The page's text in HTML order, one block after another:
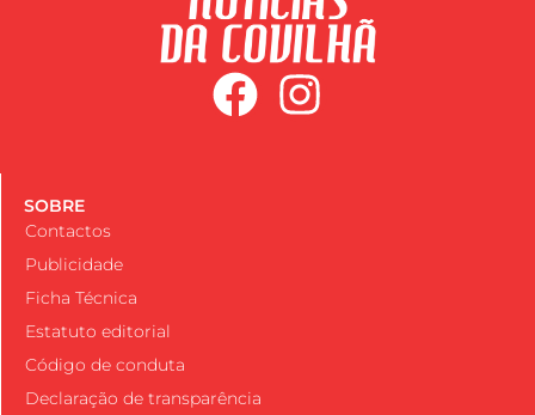
SOBRE
Contactos
Publicidade
Ficha Técnica
Estatuto editorial
Código de conduta
Declaração de transparência